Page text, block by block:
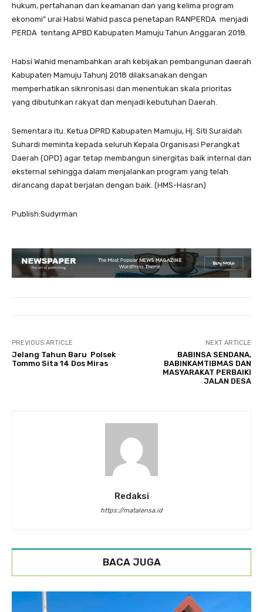
hukum, pertahanan dan keamanan dan yang kelima program
ekonomi” urai Habsi Wahid pasca penetapan RANPERDA menjadi
PERDA tentang APBD Kabupaten Mamuju Tahun Anggaran 2018.
Habsi Wahid menambahkan arah kebijakan pembangunan daerah
Kabupaten Mamuju Tahunj 2018 dilaksanakan dengan
memperhatikan siknronisasi dan menentukan skala prioritas
yang dibutuhkan rakyat dan menjadi kebutuhan Daerah.
Sementara itu. Ketua DPRD Kabupaten Mamuju, Hj. Siti Suraidah
Suhardi meminta kepada seluruh Kepala Organisasi Perangkat
Daerah (OPD) agar tetap membangun sinergitas baik internal dan
eksternal sehingga dalam menjalankan program yang telah
dirancang dapat berjalan dengan baik. (HMS-Hasran)
Publish:Sudyrman
PREVIOUS ARTICLE
Jelang Tahun Baru Polsek
Tommo Sita 14 Dos Miras
NEXT ARTICLE
BABINSA SENDANA,
BABINKAMTIBMAS DAN
MASYARAKAT PERBAIKI
JALAN DESA
Redaksi
https://matalensa.id
BACA JUGA